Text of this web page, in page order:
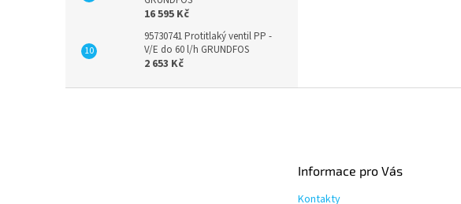
16 595 Kč
95730741 Protitlaký ventil PP -
V/E do 60 l/h GRUNDFOS
2 653 Kč
Informace pro Vás
Kontakty